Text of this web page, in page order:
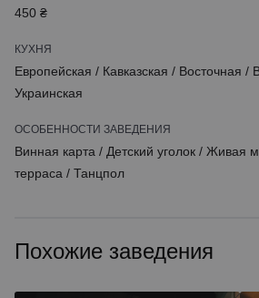
450 ₴
КУХНЯ
Европейская / Кавказская / Восточная /
Украинская
ОСОБЕННОСТИ ЗАВЕДЕНИЯ
Винная карта / Детский уголок / Живая
терраса / Танцпол
Похожие заведения